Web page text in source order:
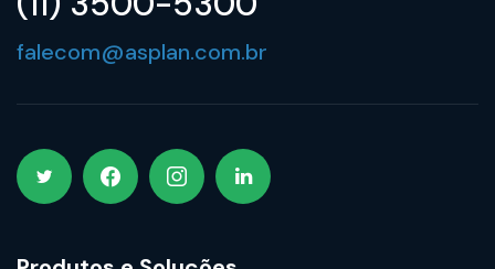
falecom@asplan.com.br